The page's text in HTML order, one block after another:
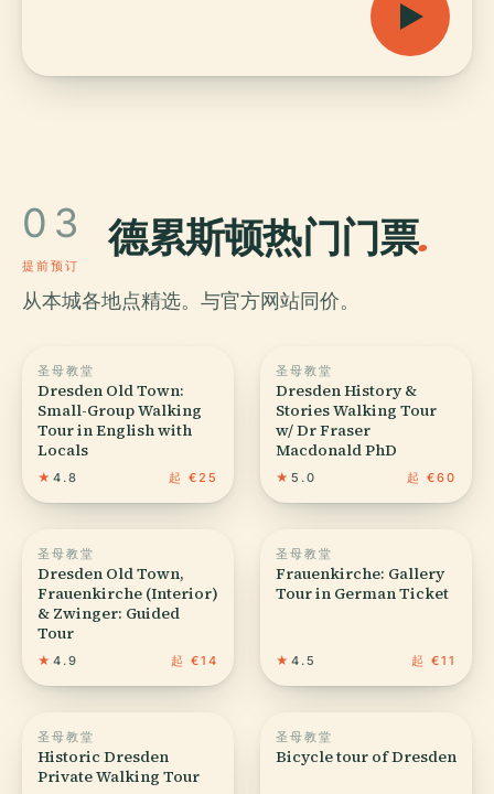
03 德累斯顿热门门票.
提前预订
从本城各地点精选。与官方网站同价。
圣母教堂
Dresden Old Town:
Small-Group Walking
Tour in English with
Locals
★ 4.8 起 €25
圣母教堂
Dresden History &
Stories Walking Tour
w/ Dr Fraser
Macdonald PhD
★ 5.0 起 €60
圣母教堂
Dresden Old Town,
Frauenkirche (Interior)
& Zwinger: Guided
Tour
★ 4.9 起 €14
圣母教堂
Frauenkirche: Gallery
Tour in German Ticket
★ 4.5 起 €11
圣母教堂
Historic Dresden
Private Walking Tour
圣母教堂
Bicycle tour of Dresden